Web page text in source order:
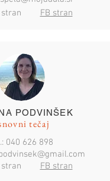
stran FB stran
PODVINŠEK
040 626 898
stran FB stran
tečaj